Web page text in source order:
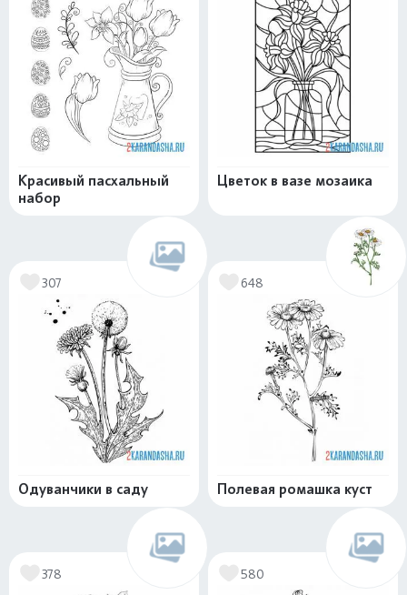
Красивый пасхальный
набор
Цветок в вазе мозаика
307
Одуванчики в саду
648
Полевая ромашка куст
378 580